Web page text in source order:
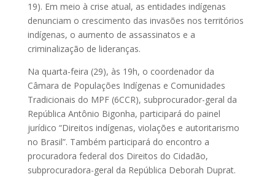
19). Em meio à crise atual, as entidades indígenas
denunciam o crescimento das invasões nos territórios
indígenas, o aumento de assassinatos e a
criminalização de lideranças.
Na quarta-feira (29), às 19h, o coordenador da
Câmara de Populações Indígenas e Comunidades
Tradicionais do MPF (6CCR), subprocurador-geral da
República Antônio Bigonha, participará do painel
jurídico “Direitos indígenas, violações e autoritarismo
no Brasil”. Também participará do encontro a
procuradora federal dos Direitos do Cidadão,
subprocuradora-geral da República Deborah Duprat.